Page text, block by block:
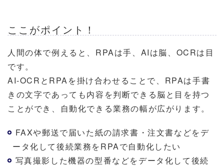
ここがポイント！
人間の体で例えると、RPAは手、AIは脳、OCRは目
です。
AI-OCRとRPAを掛け合わせることで、RPAは手書
きの文字であっても内容を判断できる脳と目を持つ
ことができ、自動化できる業務の幅が広がります。
FAXや郵送で届いた紙の請求書・注文書などをデ
ータ化して後続業務をRPAで自動化したい
写真撮影した機器の型番などをデータ化して後続